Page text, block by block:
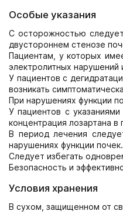
Особые указания
С осторожностью
двустороннем стенозе
Пациентам, у которых
электролитных
У пациентов с
возникать
При нарушениях функции
У пациентов с
концентрация лозартана в
В период лечения
нарушениях функции почек.
Следует избегать
Безопасность и
Условия хранения
В сухом, защищенном от